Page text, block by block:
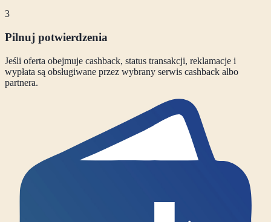
3
Pilnuj potwierdzenia
Jeśli oferta obejmuje cashback, status transakcji, reklamacje i
wypłata są obsługiwane przez wybrany serwis cashback albo
partnera.